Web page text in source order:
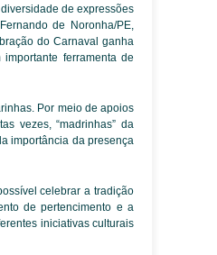
de expressões
de Noronha/PE,
do Carnaval ganha
ferramenta de
Por meio de apoios
vezes, “madrinhas” da
importância da presença
celebrar a tradição
de pertencimento e a
iniciativas culturais